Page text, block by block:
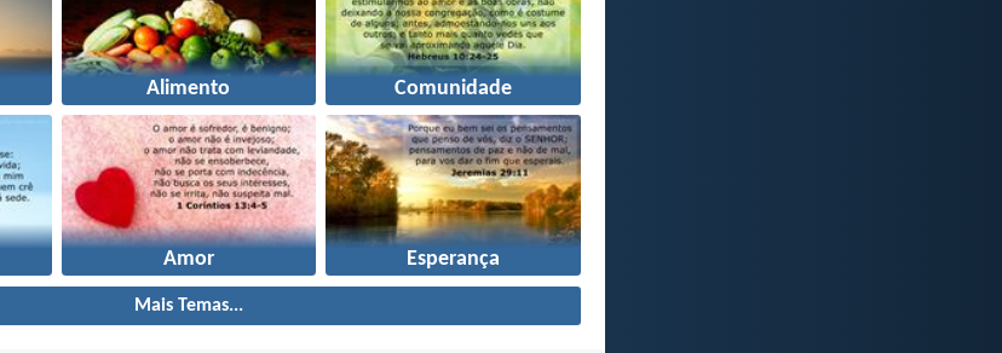
Alimento Comunidade
Amor Esperança
Mais Temas...